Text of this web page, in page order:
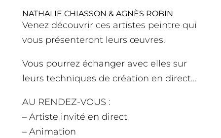
NATHALIE CHIASSON & AGNÈS ROBIN
Venez découvrir ces artistes peintre qui
vous présenteront leurs œuvres.
Vous pourrez échanger avec elles sur
leurs techniques de création en direct…
AU RENDEZ-VOUS :
– Artiste invité en direct
– Animation